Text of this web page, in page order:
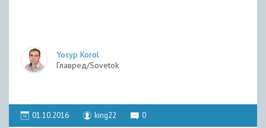
Yosyp Korol
Главред/Sovetok
01.10.2016 king22 0